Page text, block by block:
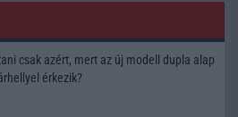
csak azért, mert az új modell dupla alap
érkezik?